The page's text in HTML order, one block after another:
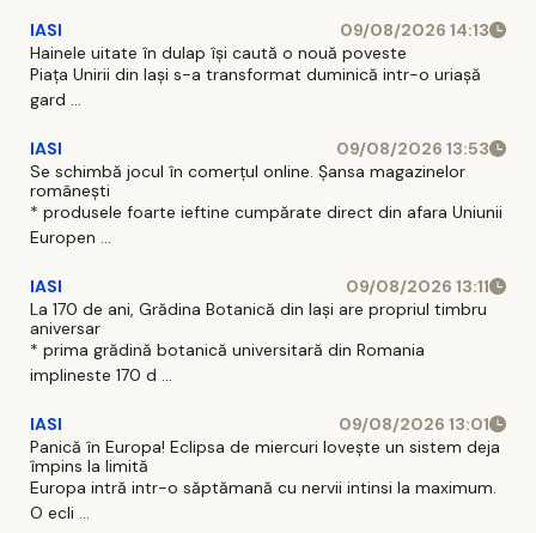
IASI
09/08/2026 14:13
Hainele uitate în dulap îşi caută o nouă poveste
Piaţa Unirii din Iaşi s-a transformat duminică intr-o uriaşă
gard ...
IASI
09/08/2026 13:53
Se schimbă jocul în comerțul online. Șansa magazinelor
românești
* produsele foarte ieftine cumpărate direct din afara Uniunii
Europen ...
IASI
09/08/2026 13:11
La 170 de ani, Grădina Botanică din Iași are propriul timbru
aniversar
* prima grădină botanică universitară din Romania
implineste 170 d ...
IASI
09/08/2026 13:01
Panică în Europa! Eclipsa de miercuri lovește un sistem deja
împins la limită
Europa intră intr-o săptămană cu nervii intinsi la maximum.
O ecli ...